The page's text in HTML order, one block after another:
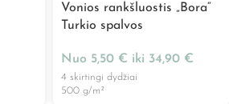
Vonios rankšluostis „Bora“
Turkio spalvos
Nuo 5,50 € iki 34,90 €
4 skirtingi dydžiai
500 g/m²